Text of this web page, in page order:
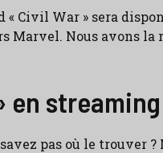
Civil War » sera
Nous avons
en
pas où le trouver